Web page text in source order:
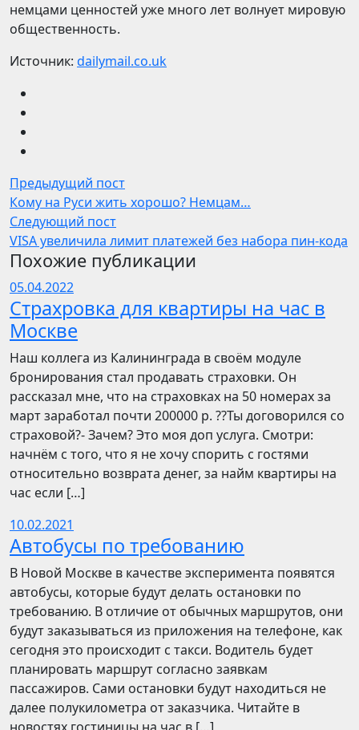
немцами ценностей уже много лет волнует мировую
общественность.
Источник: dailymail.co.uk
Предыдущий пост
Кому на Руси жить хорошо? Немцам…
Следующий пост
VISA увеличила лимит платежей без набора пин-кода
Похожие публикации
05.04.2022
Страхровка для квартиры на час в
Москве
Наш коллега из Калининграда в своём модуле
бронирования стал продавать страховки. Он
рассказал мне, что на страховках на 50 номерах за
март заработал почти 200000 р. ??Ты договорился со
страховой?- Зачем? Это моя доп услуга. Смотри:
начнём с того, что я не хочу спорить с гостями
относительно возврата денег, за найм квартиры на
час если […]
10.02.2021
Автобусы по требованию
В Новой Москве в качестве эксперимента появятся
автобусы, которые будут делать остановки по
требованию. В отличие от обычных маршрутов, они
будут заказываться из приложения на телефоне, как
сегодня это происходит с такси. Водитель будет
планировать маршрут согласно заявкам
пассажиров. Сами остановки будут находиться не
далее полукилометра от заказчика. Читайте в